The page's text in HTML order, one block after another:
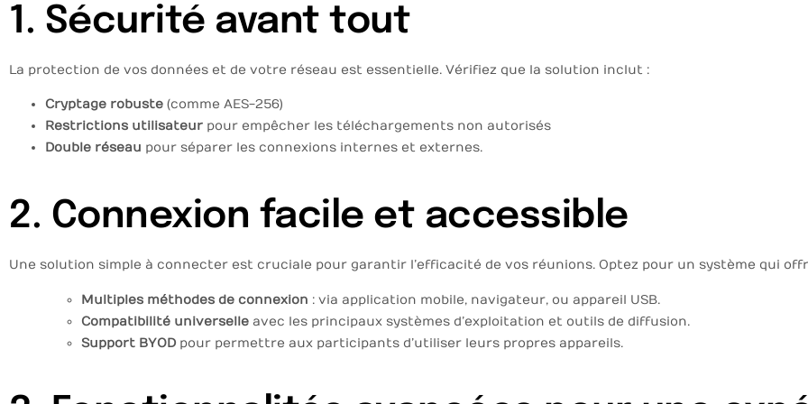
1. Sécurité avant tout
La protection de vos données et de votre réseau est essentielle. Vérifiez que la solution inclut :
Cryptage robuste (comme AES-256)
Restrictions utilisateur pour empêcher les téléchargements non autorisés
Double réseau pour séparer les connexions internes et externes.
2. Connexion facile et accessible
Une solution simple à connecter est cruciale pour garantir l’efficacité de vos réunions. Optez pour un système qui
Multiples méthodes de connexion : via application mobile, navigateur, ou appareil USB.
Compatibilité universelle avec les principaux systèmes d’exploitation et outils de diffusion.
Support BYOD pour permettre aux participants d’utiliser leurs propres appareils.